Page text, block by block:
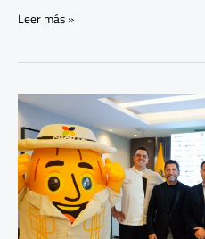
Leer más »
Chokao
2025
expone
lo
mejor
del
cacao
ecuatoriano